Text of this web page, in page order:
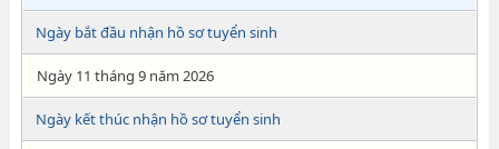
Ngày bắt đầu nhận hồ sơ tuyển sinh
Ngày 11 tháng 9 năm 2026
Ngày kết thúc nhận hồ sơ tuyển sinh